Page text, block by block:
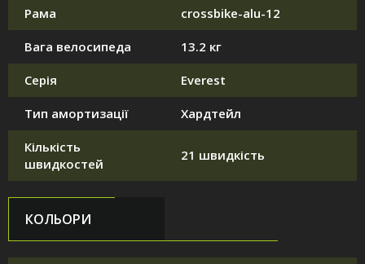
Рама crossbike-alu-12
Вага велосипеда 13.2 кг
Серія Everest
Тип амортизації Хардтейл
Кількість
швидкостей
21 швидкість
КОЛЬОРИ